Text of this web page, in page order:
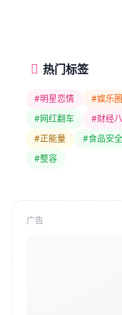
热门标签
#明星恋情 #娱乐圈
#网红翻车
#财经
#正能量
#食品安全
#整容
广告